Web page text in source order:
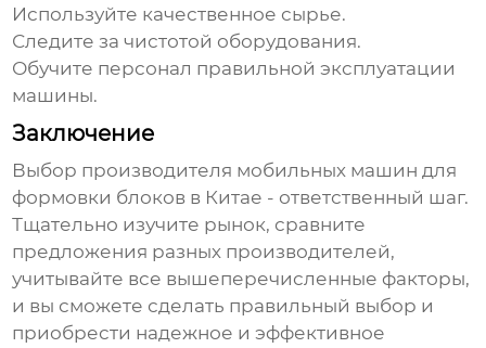
Используйте качественное сырье.
Следите за чистотой оборудования.
Обучите персонал правильной эксплуатации
машины.
Заключение
Выбор производителя мобильных машин для
формовки блоков в Китае - ответственный шаг.
Тщательно изучите рынок, сравните
предложения разных производителей,
учитывайте все вышеперечисленные факторы,
и вы сможете сделать правильный выбор и
приобрести надежное и эффективное